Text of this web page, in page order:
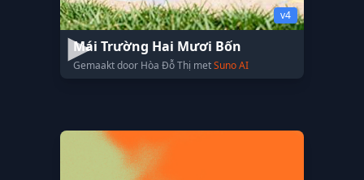
v4
Mái Trường Hai Mươi Bốn
Gemaakt door Hòa Đỗ Thị metSuno AI